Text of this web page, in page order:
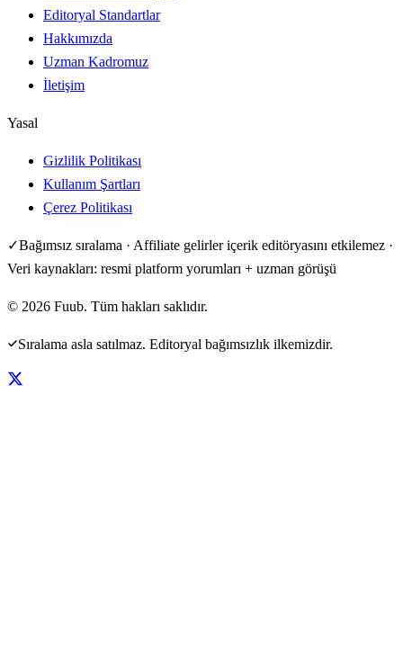
Editoryal Standartlar
Hakkımızda
Uzman Kadromuz
İletişim
Yasal
Gizlilik Politikası
Kullanım Şartları
Çerez Politikası
✓Bağımsız sıralama · Affiliate gelirler içerik editöryasını etkilemez ·
Veri kaynakları: resmi platform yorumları + uzman görüşü
© 2026 Fuub. Tüm hakları saklıdır.
Sıralama asla satılmaz. Editoryal bağımsızlık ilkemizdir.